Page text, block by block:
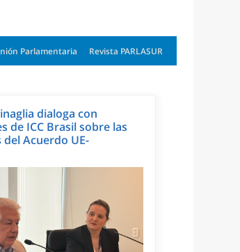
Revista PARLASUR
Parlamentaria
dialoga con
de ICC Brasil sobre las
Acuerdo UE-